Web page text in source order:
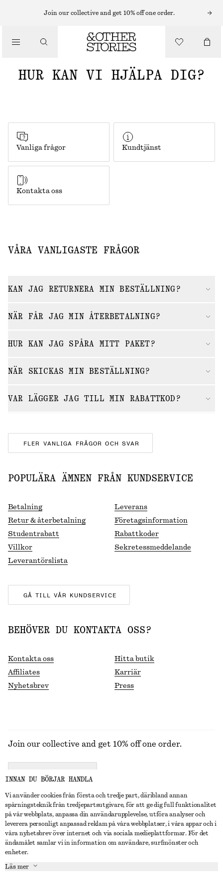
Join our collective and get 10% off one order.
HUR KAN VI HJÄLPA DIG?
Vanliga frågor Kundtjänst
Kontakta oss
VÅRA VANLIGASTE FRÅGOR
KAN JAG RETURNERA MIN BESTÄLLNING?
NÄR FÅR JAG MIN ÅTERBETALNING?
HUR KAN JAG SPÅRA MITT PAKET?
NÄR SKICKAS MIN BESTÄLLNING?
VAR LÄGGER JAG TILL MIN RABATTKOD?
FLER VANLIGA FRÅGOR OCH SVAR
POPULÄRA ÄMNEN FRÅN KUNDSERVICE
Betalning
Leverans
Retur & återbetalning
Företagsinformation
Studentrabatt
Rabattkoder
Villkor
Sekretessmeddelande
Leverantörslista
GÅ TILL VÅR KUNDSERVICE
BEHÖVER DU KONTAKTA OSS?
Kontakta oss
Hitta butik
Affiliates
Karriär
Nyhetsbrev
Press
KONTAKTA OSS
Kontakta oss
Hitta butik
Affiliates
Instagram
KUNDTJÄNST
OM
Join our collective and get 10% off one order.
INNAN DU BÖRJAR HANDLA
Vi använder cookies från första och tredje part, däribland annan
spårningsteknik från tredjepartsutgivare, för att ge dig full funktionalitet
på vår webbplats, anpassa din användarupplevelse, utföra analyser och
leverera personligt anpassad reklam på våra webbplatser, i våra appar och i
våra nyhetsbrev över internet och via sociala medieplattformar. För det
ändamålet samlar vi in information om användare, surfmönster och
enheter.
Läs mer